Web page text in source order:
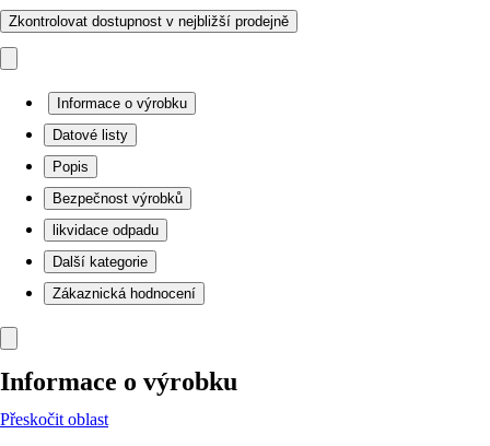
Zkontrolovat dostupnost v nejbližší prodejně
Informace o výrobku
Datové listy
Popis
Bezpečnost výrobků
likvidace odpadu
Další kategorie
Zákaznická hodnocení
Informace o výrobku
Přeskočit oblast